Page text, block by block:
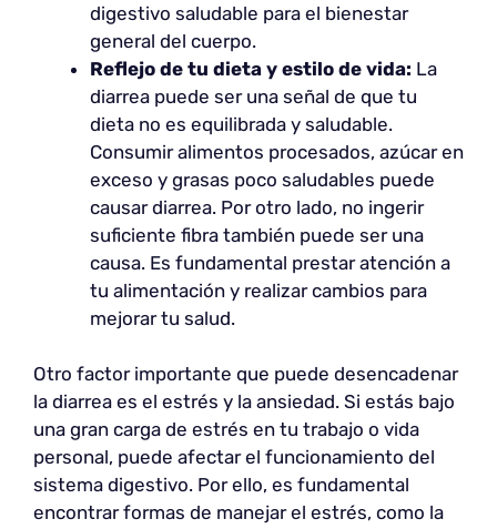
digestivo saludable para el bienestar
general del cuerpo.
Reflejo de tu dieta y estilo de vida: La
diarrea puede ser una señal de que tu
dieta no es equilibrada y saludable.
Consumir alimentos procesados, azúcar en
exceso y grasas poco saludables puede
causar diarrea. Por otro lado, no ingerir
suficiente fibra también puede ser una
causa. Es fundamental prestar atención a
tu alimentación y realizar cambios para
mejorar tu salud.
Otro factor importante que puede desencadenar
la diarrea es el estrés y la ansiedad. Si estás bajo
una gran carga de estrés en tu trabajo o vida
personal, puede afectar el funcionamiento del
sistema digestivo. Por ello, es fundamental
encontrar formas de manejar el estrés, como la